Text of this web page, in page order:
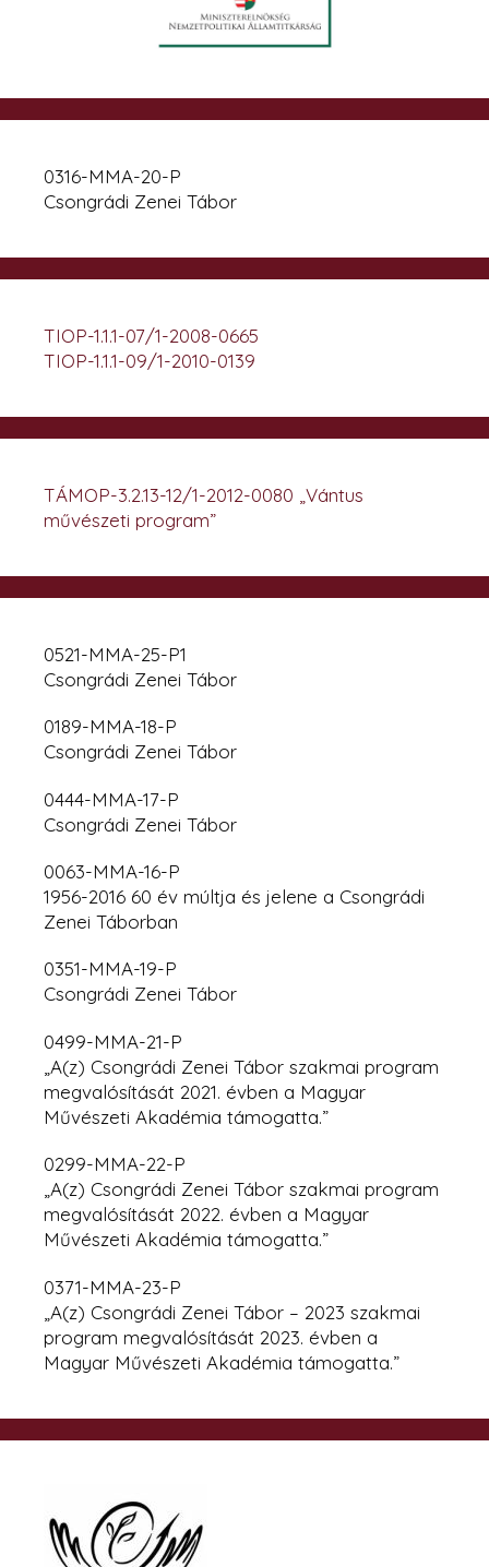
0316-MMA-20-P
Csongrádi Zenei Tábor
TIOP-1.1.1-07/1-2008-0665
TIOP-1.1.1-09/1-2010-0139
TÁMOP-3.2.13-12/1-2012-0080 „Vántus
művészeti program”
0521-MMA-25-P1
Csongrádi Zenei Tábor
0189-MMA-18-P
Csongrádi Zenei Tábor
0444-MMA-17-P
Csongrádi Zenei Tábor
0063-MMA-16-P
1956-2016 60 év múltja és jelene a Csongrádi
Zenei Táborban
0351-MMA-19-P
Csongrádi Zenei Tábor
0499-MMA-21-P
„A(z) Csongrádi Zenei Tábor szakmai program
megvalósítását 2021. évben a Magyar
Művészeti Akadémia támogatta.”
0299-MMA-22-P
„A(z) Csongrádi Zenei Tábor szakmai program
megvalósítását 2022. évben a Magyar
Művészeti Akadémia támogatta.”
0371-MMA-23-P
„A(z) Csongrádi Zenei Tábor – 2023 szakmai
program megvalósítását 2023. évben a
Magyar Művészeti Akadémia támogatta.”